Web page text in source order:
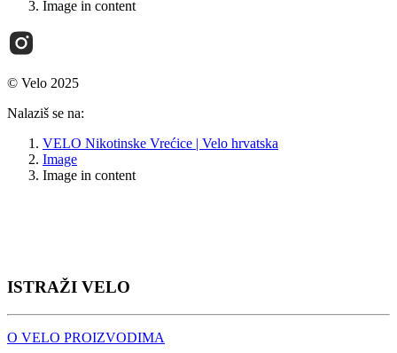
Image in content
© Velo 2025
Nalaziš se na:
VELO Nikotinske Vrećice | Velo hrvatska
Image
Image in content
ISTRAŽI VELO
O VELO PROIZVODIMA